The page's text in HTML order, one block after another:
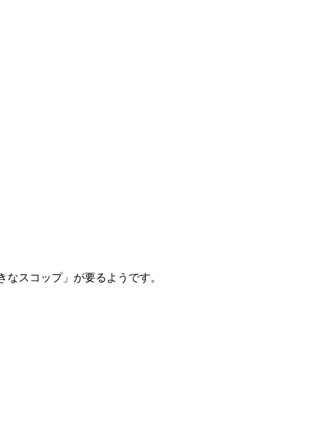
スコップ」が要るようです。